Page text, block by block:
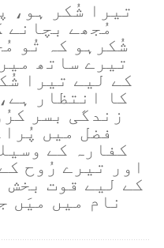
تیرا شُکر ہو،
مُجھے بچانے
شُکرہو کہ تُو
تیرے ساتھ
کے لیے تیرا
کا انتظار
زندگی بسر
فضل میں
کفارہ کے
اور تیرے رُوح
کے لیے قوت بخش
نام میں میَں